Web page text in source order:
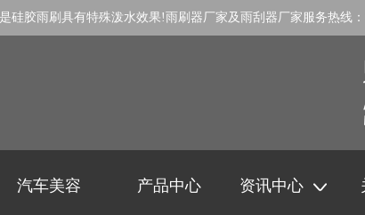
硅胶雨刷 具有特殊泼水效果! 雨刷器厂家及 雨刮器厂家服务热线：
汽车美容 产品中心 资讯中心